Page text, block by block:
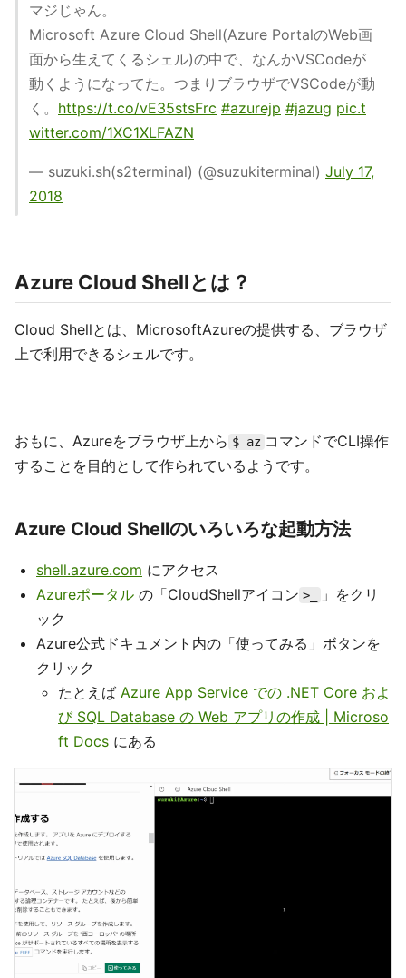
マジじゃん。
Microsoft Azure Cloud Shell(Azure PortalのWeb画
面から生えてくるシェル)の中で、なんかVSCodeが
動くようになってた。つまりブラウザでVSCodeが動
く。 https://t.co/vE35stsFrc #azurejp #jazug pic.t
witter.com/1XC1XLFAZN
— suzuki.sh(s2terminal) (@suzukiterminal) July 17,
2018
Azure Cloud Shellとは？
Cloud Shellとは、MicrosoftAzureの提供する、ブラウザ
上で利用できるシェルです。
おもに、Azureをブラウザ上から $ az コマンドでCLI操作
することを目的として作られているようです。
Azure Cloud Shellのいろいろな起動方法
shell.azure.com にアクセス
Azureポータル の「CloudShellアイコン >_
」をクリ
ック
Azure公式ドキュメント内の「使ってみる」ボタンを
クリック
たとえば Azure App Service での .NET Core およ
び SQL Database の Web アプリの作成 | Microso
ft Docs にある